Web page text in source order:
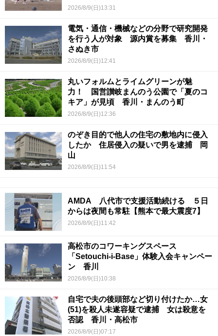
2026/8/9(日)13:31
電気・通信・機械などの分野で研究開発
を行う人が対象 源内賞を募集 香川・
さぬき市
2026/8/9(日)12:41
丸いフォルムとライムグリーンが魅
力！ 国営讃岐まんのう公園で「夏のコ
キア」が見頃 香川・まんのう町
2026/8/9(日)12:36
のぞき目的で他人の住宅の敷地内に侵入
したか 住居侵入の疑いで男を逮捕 岡
山
2026/8/9(日)11:54
AMDA 八代市で支援活動続ける ５日
からは夜間も常駐【熊本で最大震度7】
2026/8/9(日)11:42
高松市のコワーキングスペース
「Setouchi-i-Base」体験入会キャンペー
ン 香川
2026/8/9(日)10:38
自宅で夫の後頭部など切り付けたか…女
(51)を殺人未遂容疑で逮捕 女は殺意を
否認 香川・高松市
2026/8/9(日)07:17